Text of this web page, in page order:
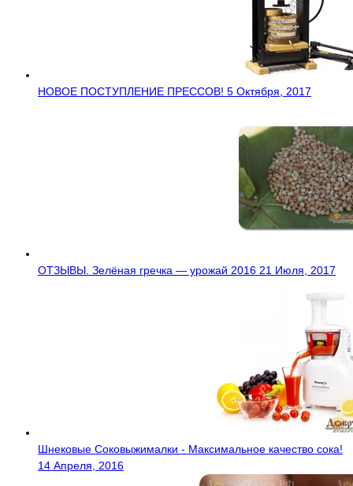
НОВОЕ ПОСТУПЛЕНИЕ ПРЕССОВ! 5 Октября, 2017
ОТЗЫВЫ. Зелёная гречка — урожай 2016 21 Июля, 2017
Шнековые Соковыжималки - Максимальное качество сока!
14 Апреля, 2016